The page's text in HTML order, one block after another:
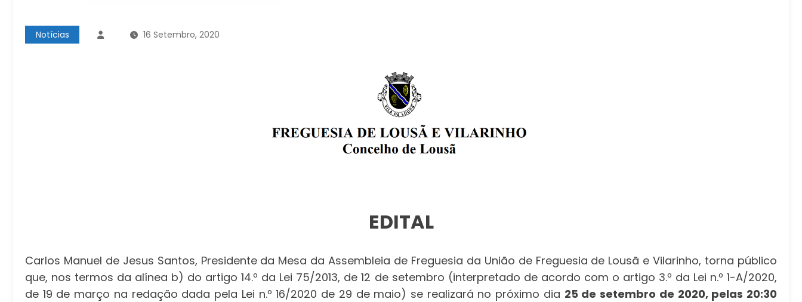
Notícias 16 Setembro, 2020
EDITAL
Carlos Manuel de Jesus Santos, Presidente da Mesa da Assembleia de Freguesia da União de Freguesia de Lousã e Vilarinho, torna público
que, nos termos da alínea b) do artigo 14.º da Lei 75/2013, de 12 de setembro (interpretado de acordo com o artigo 3.º da Lei n.º 1-A/2020,
de 19 de março na redação dada pela Lei n.º 16/2020 de 29 de maio) se realizará no próximo dia 25 de setembro de 2020, pelas 20:30